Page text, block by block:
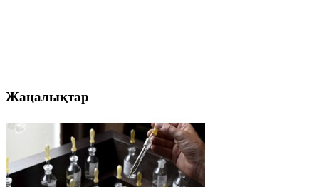
Жаңалықтар